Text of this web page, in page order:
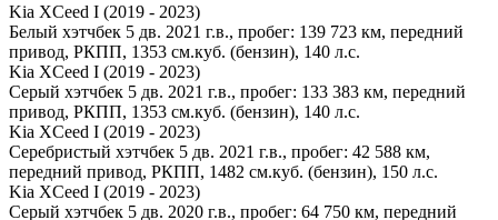
Kia XCeed I (2019 - 2023)
Белый хэтчбек 5 дв. 2021 г.в., пробег: 139 723 км, передний
привод, РКПП, 1353 см.куб. (бензин), 140 л.с.
Kia XCeed I (2019 - 2023)
Серый хэтчбек 5 дв. 2021 г.в., пробег: 133 383 км, передний
привод, РКПП, 1353 см.куб. (бензин), 140 л.с.
Kia XCeed I (2019 - 2023)
Серебристый хэтчбек 5 дв. 2021 г.в., пробег: 42 588 км,
передний привод, РКПП, 1482 см.куб. (бензин), 150 л.с.
Kia XCeed I (2019 - 2023)
Серый хэтчбек 5 дв. 2020 г.в., пробег: 64 750 км, передний